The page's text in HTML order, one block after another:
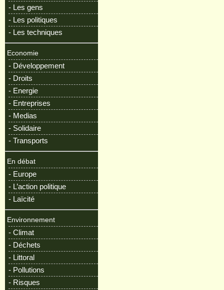
- Les gens
- Les politiques
- Les techniques
Economie
- Développement
- Droits
- Energie
- Entreprises
- Medias
- Solidaire
- Transports
En débat
- Europe
- L’action politique
- Laïcité
Environnement
- Climat
- Déchets
- Littoral
- Pollutions
- Risques